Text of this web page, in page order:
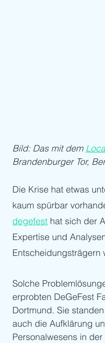
Bild: Das mit dem
Brandenburger Tor,
Die Krise hat etwas
kaum spürbar
degefest hat sich der
Expertise und
Entscheidungsträgern
Solche
erprobten DeGeFest
Dortmund. Sie
auch die Aufklärung
Personalwesens in